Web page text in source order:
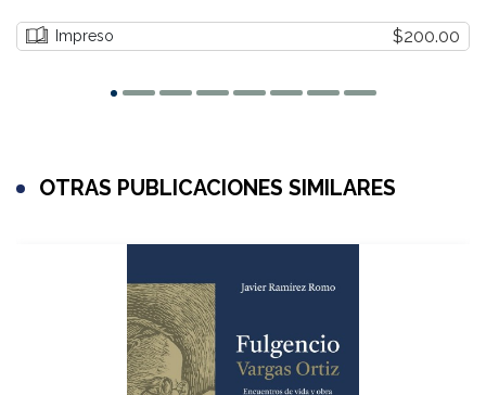
Impreso $200.00
OTRAS PUBLICACIONES SIMILARES